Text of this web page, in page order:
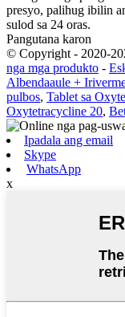
presyo, palihug ibilin
sulod sa 24 oras.
Pangutana karon
© Copyright - 2020-
nga mga produkto -
Albendaaule +
pulbos, Tablet sa
Oxytetracycline 20,
Ipadala ang email
Skype
WhatsApp
x